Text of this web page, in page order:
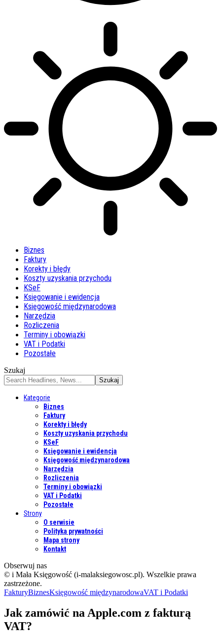
Biznes
Faktury
Korekty i błędy
Koszty uzyskania przychodu
KSeF
Księgowanie i ewidencja
Księgowość międzynarodowa
Narzędzia
Rozliczenia
Terminy i obowiązki
VAT i Podatki
Pozostałe
Szukaj
Kategorie
Biznes
Faktury
Korekty i błędy
Koszty uzyskania przychodu
KSeF
Księgowanie i ewidencja
Księgowość międzynarodowa
Narzędzia
Rozliczenia
Terminy i obowiązki
VAT i Podatki
Pozostałe
Strony
O serwisie
Polityka prywatności
Mapa strony
Kontakt
Obserwuj nas
© i Mała Księgowość (i-malaksiegowosc.pl). Wszelkie prawa
zastrzeżone.
FakturyBiznesKsięgowość międzynarodowaVAT i Podatki
Jak zamówić na Apple.com z fakturą
VAT?